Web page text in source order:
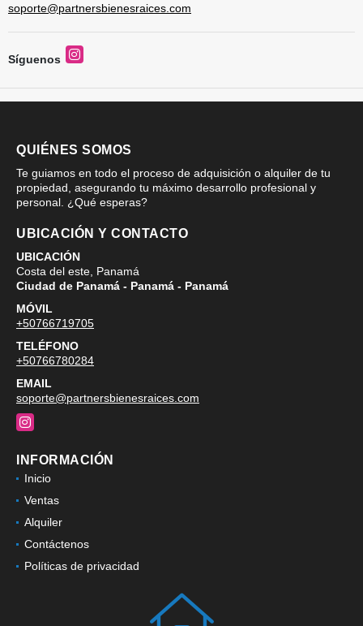
soporte@partnersbienesraices.com
Síguenos Instagram
QUIÉNES SOMOS
Te guiamos en todo el proceso de adquisición o alquiler de tu
propiedad, asegurando tu máximo desarrollo profesional y
personal. ¿Qué esperas?
UBICACIÓN Y CONTACTO
UBICACIÓN
Costa del este, Panamá
Ciudad de Panamá - Panamá - Panamá
MÓVIL
+50766719705
TELÉFONO
+50766780284
EMAIL
soporte@partnersbienesraices.com
Instagram
INFORMACIÓN
Inicio
Ventas
Alquiler
Contáctenos
Políticas de privacidad